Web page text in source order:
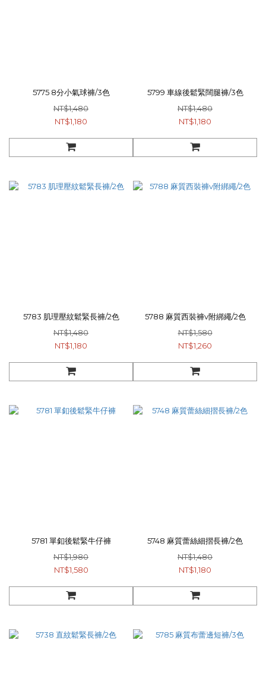
5775 8分小氣球褲/3色
NT$1,480
NT$1,180
5799 車線後鬆緊闊腿褲/3色
NT$1,480
NT$1,180
5783 肌理壓紋鬆緊長褲/2色
NT$1,480
NT$1,180
5788 麻質西裝褲v附綁繩/2色
NT$1,580
NT$1,260
5781 單釦後鬆緊牛仔褲
NT$1,980
NT$1,580
5748 麻質蕾絲細摺長褲/2色
NT$1,480
NT$1,180